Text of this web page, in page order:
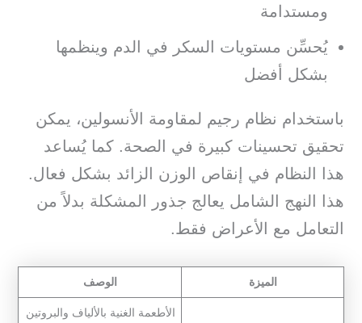
ومستدامة
يُحسِّن مستويات السكر في الدم وينظمها
بشكل أفضل
باستخدام نظام رجيم لمقاومة الأنسولين، يمكن
تحقيق تحسينات كبيرة في الصحة. كما يُساعد
هذا النظام في إنقاص الوزن الزائد بشكل فعال.
هذا النهج الشامل يعالج جذور المشكلة بدلاً من
التعامل مع الأعراض فقط.
الميزة الوصف
الأطعمة الغنية بالألياف والبروتين